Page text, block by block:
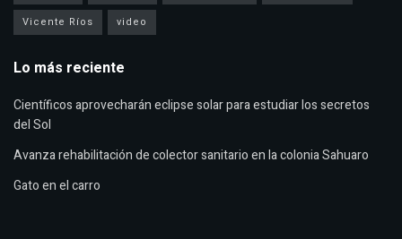
Vicente Ríos
video
Lo más reciente
Científicos aprovecharán eclipse solar para estudiar los secretos
del Sol
Avanza rehabilitación de colector sanitario en la colonia Sahuaro
Gato en el carro